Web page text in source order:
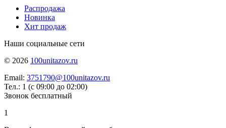
Распродажа
Новинка
Хит продаж
Наши социальные сети
© 2026 100unitazov.ru
Email: 3751790@100unitazov.ru
Тел.: 1 (с 09:00 до 02:00)
Звонок бесплатный
1